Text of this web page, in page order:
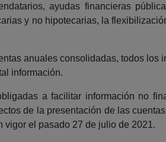
ayudas financieras
y no hipotecarias, la
anuales consolidadas, todos
información.
a facilitar información no
de la presentación de las
vigor el pasado 27 de julio de 2021.